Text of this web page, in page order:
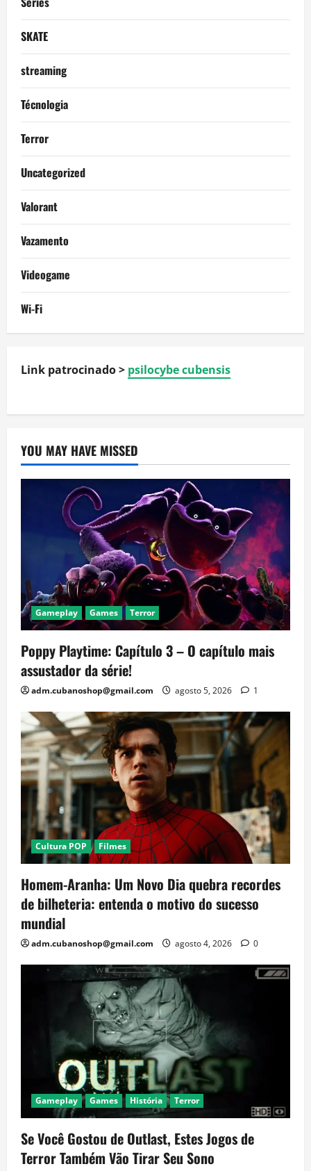
SKATE
streaming
Técnologia
Terror
Uncategorized
Valorant
Vazamento
Videogame
Wi-Fi
Link patrocinado > psilocybe cubensis
YOU MAY HAVE MISSED
Gameplay Games Terror
Poppy Playtime: Capítulo 3 – O capítulo mais
assustador da série!
adm.cubanoshop@gmail.com agosto 5, 2026 1
Cultura POP Filmes
Homem-Aranha: Um Novo Dia quebra recordes
de bilheteria: entenda o motivo do sucesso
mundial
adm.cubanoshop@gmail.com agosto 4, 2026 0
Gameplay Games História Terror
Se Você Gostou de Outlast, Estes Jogos de
Terror Também Vão Tirar Seu Sono